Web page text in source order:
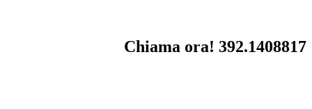
Chiama ora! 392.1408817